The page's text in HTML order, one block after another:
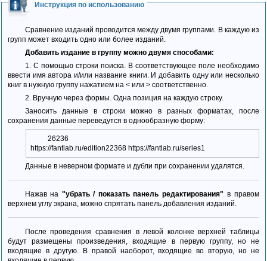
Инструкция по использованию
Сравнение изданий проводится между двумя группами. В каждую из
групп может входить одно или более изданий.
Добавить издание в группу можно двумя способами:
1. С помощью строки поиска. В соответствующее поле необходимо
ввести имя автора и/или название книги. И добавить одну или несколько
книг в нужную группу нажатием на < или > соответственно.
2. Вручную через формы. Одна позиция на каждую строку.
Заносить данные в строки можно в разных форматах, после
сохранения данные переведутся в однообразную форму:
26236
https://fantlab.ru/edition22368 https://fantlab.ru/series1
Данные в неверном формате и дубли при сохранении удалятся.
Нажав на "убрать / показать панель редактирования" в правом
верхнем углу экрана, можно спрятать панель добавления изданий.
После проведения сравнения в левой колонке верхней таблицы
будут размещены произведения, входящие в первую группу, но не
входящие в другую. В правой наоборот, входящие во вторую, но не